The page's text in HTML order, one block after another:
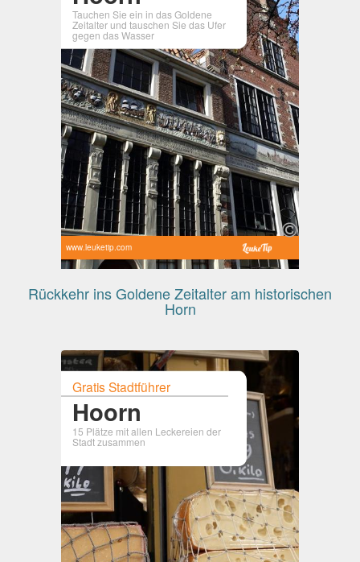
Tauchen Sie ein in das Goldene
Zeitalter und tauschen Sie das Ufer
gegen das Wasser
www.leuketip.com
Rückkehr ins Goldene Zeitalter am historischen
Horn
Gratis Stadtführer
Hoorn
15 Plätze mit allen Leckereien der
Stadt zusammen